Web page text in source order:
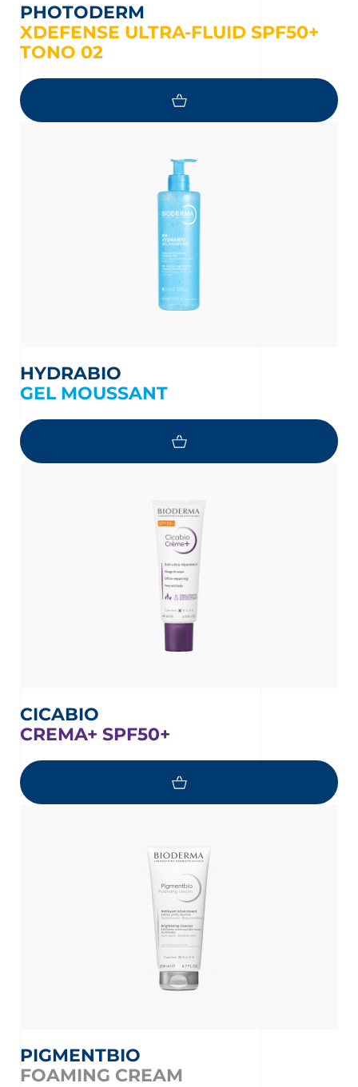
PHOTODERM
XDEFENSE ULTRA-FLUID SPF50+
TONO 02
HYDRABIO
GEL MOUSSANT
CICABIO
CREMA+ SPF50+
PIGMENTBIO
FOAMING CREAM